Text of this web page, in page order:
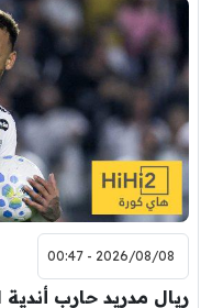
برشلونة
اودينيزي
2026/08/08 - 00:47
ريال مدريد حارب أندية